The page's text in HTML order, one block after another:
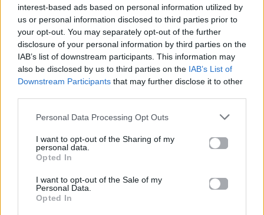
interest-based ads based on personal information utilized by
us or personal information disclosed to third parties prior to
your opt-out. You may separately opt-out of the further
disclosure of your personal information by third parties on the
IAB’s list of downstream participants. This information may
also be disclosed by us to third parties on the IAB’s List of
Downstream Participants that may further disclose it to other
Personal Data Processing Opt Outs
I want to opt-out of the Sharing of my
personal data.
Opted In
I want to opt-out of the Sale of my
Personal Data.
Opted In
15.03.2015